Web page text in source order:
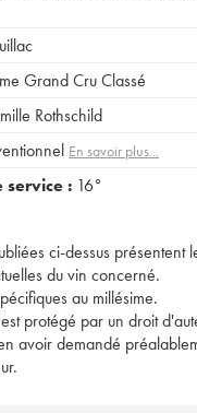
Grand Cru Classé
Rothschild
En savoir plus...
service : 16°
ci-dessus présentent
du vin concerné.
au millésime.
protégé par un droit
avoir demandé